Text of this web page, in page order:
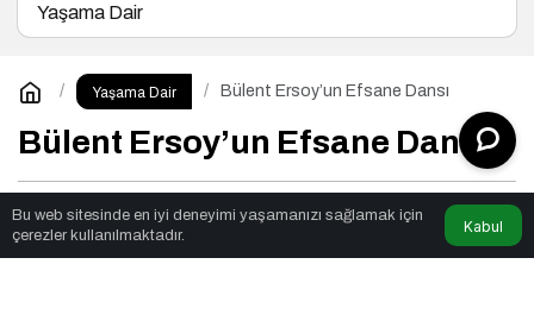
Yaşama Dair
Yaşama Dair Bülent Ersoy’un Efsane Dansı
Bülent Ersoy’un Efsane Dansı
radiovintarafından yayınlandı
13 Mayıs 2025, 11:31
Bu web sitesinde en iyi deneyimi yaşamanızı sağlamak için
çerezler kullanılmaktadır.
Kabul